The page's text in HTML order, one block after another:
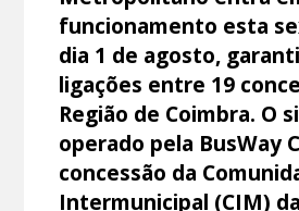
funcionamento esta
dia 1 de agosto,
ligações entre 19
Região de Coimbra. O
operado pela BusWay
concessão da
Intermunicipal (CIM)